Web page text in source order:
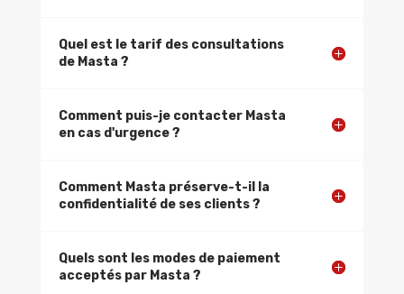
Quel est le tarif des consultations
de Masta ?
Comment puis-je contacter Masta
en cas d'urgence ?
Comment Masta préserve-t-il la
confidentialité de ses clients ?
Quels sont les modes de paiement
acceptés par Masta ?